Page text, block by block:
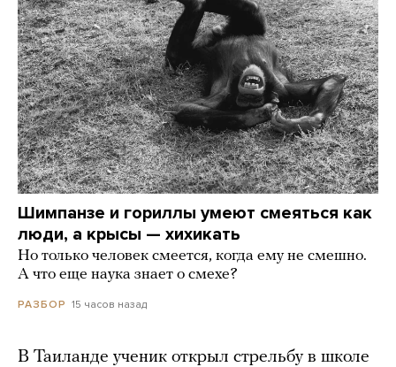
Шимпанзе и гориллы умеют смеяться как
люди, а крысы — хихикать
Но только человек смеется, когда ему не смешно.
А что еще наука знает о смехе?
РАЗБОР 15 часов назад
В Таиланде ученик открыл стрельбу в школе